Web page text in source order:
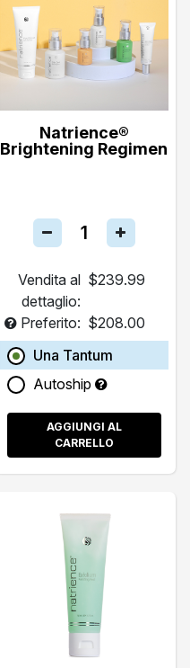
Natrience®
Brightening Regimen
Vendita al
dettaglio:
$239.99
Preferito: $208.00
Una Tantum
Autoship
AGGIUNGI AL
CARRELLO